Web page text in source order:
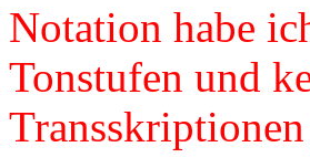
Notation habe
Tonstufen und